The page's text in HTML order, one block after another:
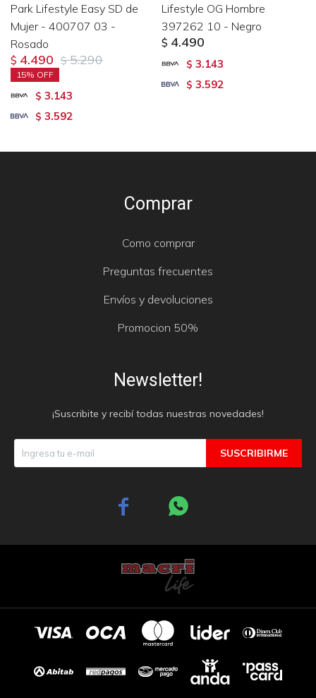
Park Lifestyle Easy SD de
Mujer - 400707 03 -
Rosado
$ 4.490 $ 5.290
15
$ 3.143
$ 3.592
Lifestyle OG Hombre
397262 10 - Negro
$ 4.490
$ 3.143
$ 3.592
Comprar
Como comprar
Preguntas frecuentes
Envíos y devoluciones
Promocion 50%
Newsletter!
¡Suscribite y recibí todas nuestras novedades!
SUSCRIBIRME
 